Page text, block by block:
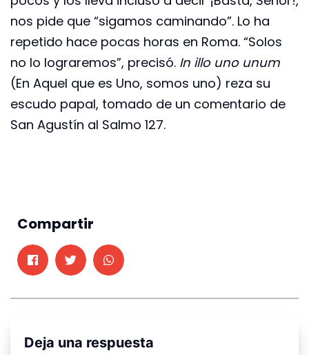
nos pide que “sigamos caminando”. Lo ha
repetido hace pocas horas en Roma. “Solos
no lo lograremos”, precisó. In illo uno unum
(En Aquel que es Uno, somos uno) reza su
escudo papal, tomado de un comentario de
San Agustín al Salmo 127.
Compartir
Deja una respuesta